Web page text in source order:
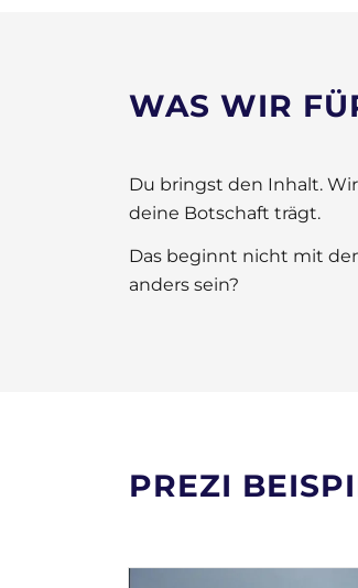
WAS WIR
Du bringst den Inhalt.
deine Botschaft trägt.
Das beginnt nicht mit
anders sein?
PREZI